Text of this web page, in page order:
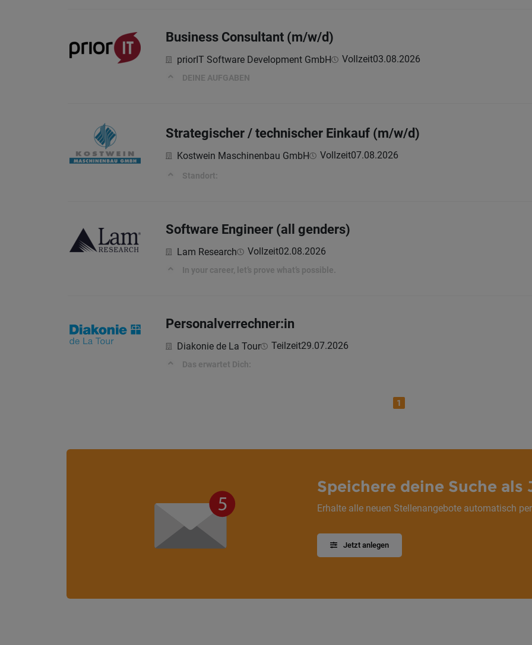
Business Consultant (m/w/d)
priorIT Software Development GmbH Vollzeit03.08.2026
DEINE AUFGABEN
Strategischer / technischer Einkauf (m/w/d)
Kostwein Maschinenbau GmbH Vollzeit07.08.2026
Standort:
Software Engineer (all genders)
Lam Research Vollzeit02.08.2026
In your career, let’s prove what’s possible.
Personalverrechner:in
Diakonie de La Tour Teilzeit29.07.2026
Das erwartet Dich:
1
Speichere deine Suche als
Erhalte alle neuen Stellenangebote automatisch
Jetzt anlegen